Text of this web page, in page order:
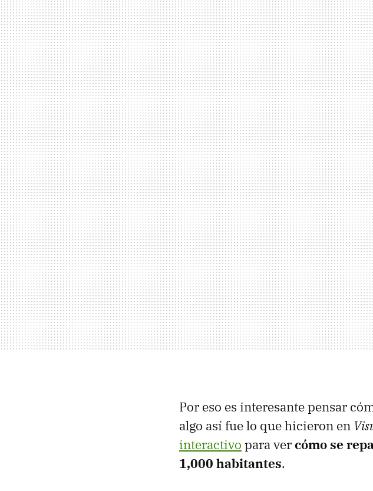
Por eso es interesante pensar
algo así fue lo que hicieron en
interactivo para vercómo se
1,000 habitantes.